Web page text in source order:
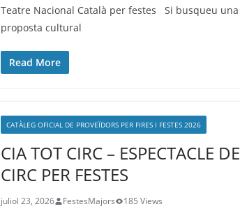
Teatre Nacional Català per festes Si busqueu una
proposta cultural
Read More
CATÀLEG OFICIAL DE PROVEÏDORS PER FIRES I FESTES 2026
CIA TOT CIRC – ESPECTACLE DE
CIRC PER FESTES
juliol 23, 2026 FestesMajors 185 Views